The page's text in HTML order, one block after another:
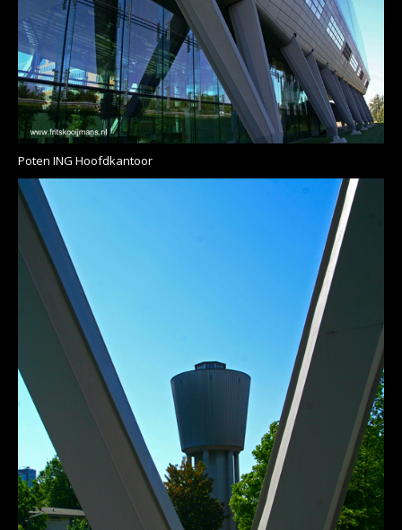
Poten ING Hoofdkantoor